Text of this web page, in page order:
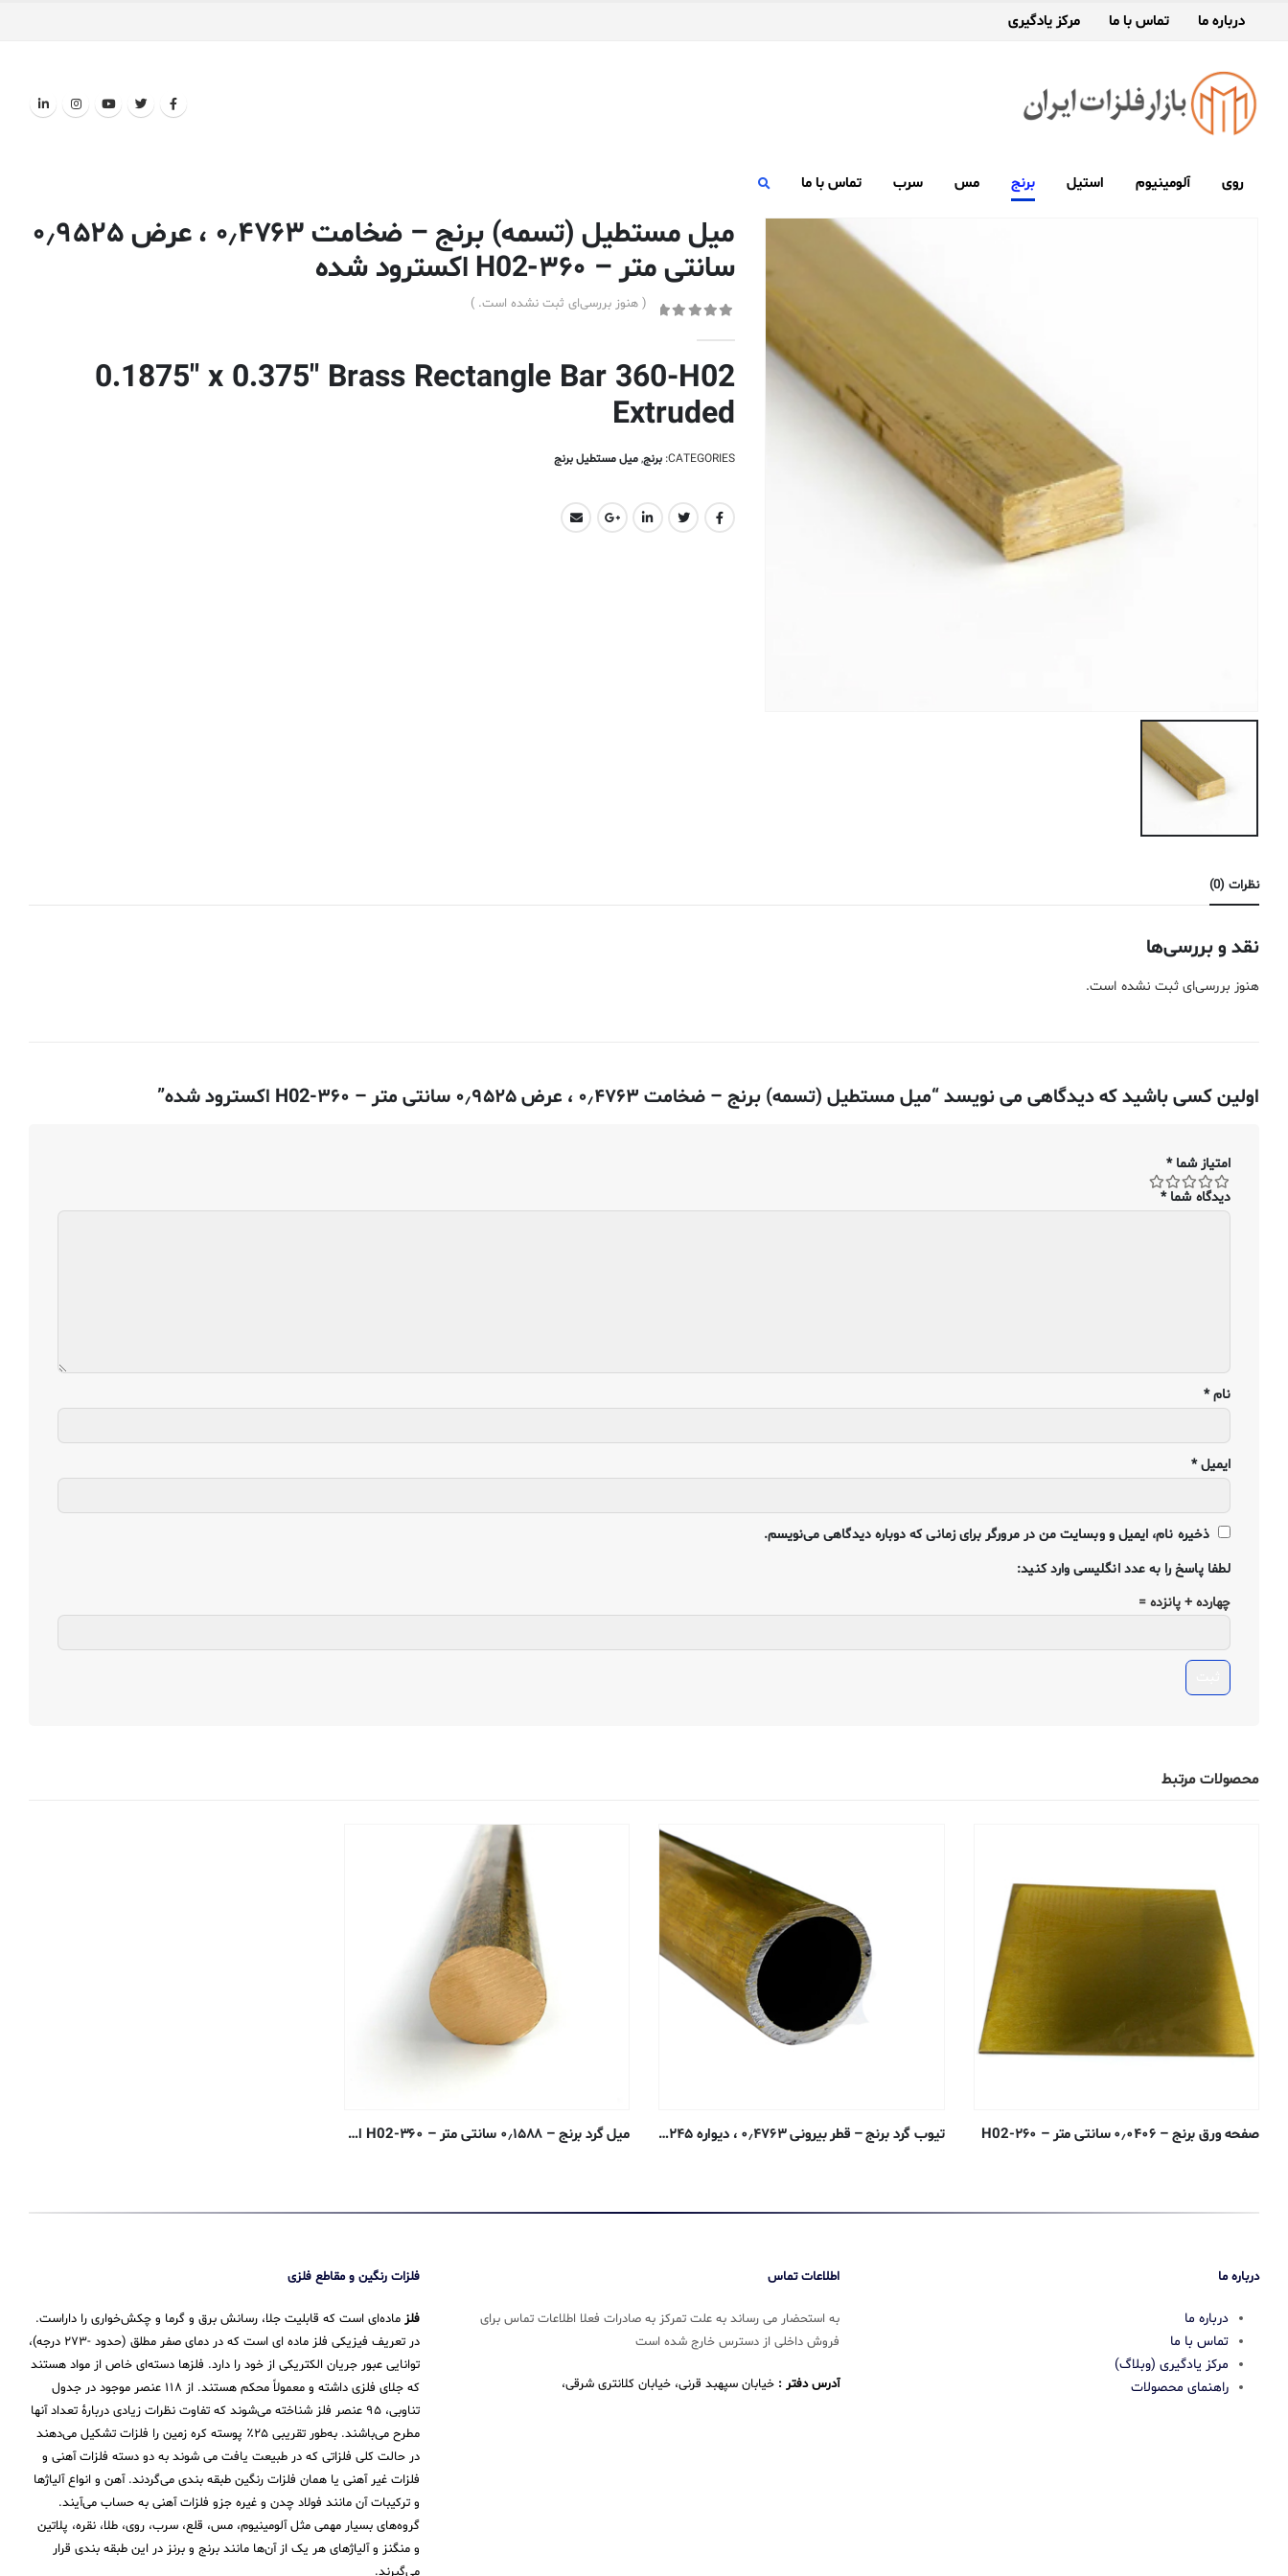
درباره ما تماس با ما مرکز یادگیری
روی آلومینیوم استیل برنج مس سرب تماس با ما
میل مستطیل (تسمه) برنج – ضخامت ۰٫۴۷۶۳ ، عرض ۰٫۹۵۲۵
سانتی متر – ۳۶۰-H02 اکسترود شده
( هنوز بررسی‌ای ثبت نشده است. )
0.1875″ x 0.375″ Brass Rectangle Bar 360-H02
Extruded
CATEGORIES: برنج,میل مستطیل برنج
نظرات (0)
نقد و بررسی‌ها
هنوز بررسی‌ای ثبت نشده است.
اولین کسی باشید که دیدگاهی می نویسد “میل مستطیل (تسمه) برنج – ضخامت ۰٫۴۷۶۳ ، عرض ۰٫۹۵۲۵ سانتی متر – ۳۶۰-H02 اکسترود شده”
امتیاز شما*
دیدگاه شما*
نام*
ایمیل*
ذخیره نام، ایمیل و وبسایت من در مرورگر برای زمانی که دوباره دیدگاهی می‌نویسم.
لطفا پاسخ را به عدد انگلیسی وارد کنید:
چهارده + پانزده =
محصولات مرتبط
صفحه ورق برنج – ۰٫۰۴۰۶ سانتی متر – ۲۶۰-H02 تیوب گرد برنج – قطر بیرونی ۰٫۴۷۶۳ ، دیواره ۰٫۱۲۴۵ ، قطر داخلی ۰٫۲۲۷۳ سانتی متر – H58 بدون درز میل گرد برنج – ۰٫۱۵۸۸ سانتی متر – ۳۶۰-H02 اکسترود شده
درباره ما
درباره ما
تماس با ما
مرکز یادگیری (وبلاگ)
راهنمای محصولات
اطلاعات تماس
به استحضار می رساند به علت تمرکز به صادرات فعلا اطلاعات تماس برای
فروش داخلی از دسترس خارج شده است
آدرس دفتر : خیابان سپهبد قرنی، خیابان کلانتری شرقی،
فلزات رنگین و مقاطع فلزی
فلز ماده‌ای است که قابلیت جلا، رسانش برق و گرما و چکش‌خواری را داراست.
در تعریف فیزیکی فلز ماده ای است که در دمای صفر مطلق (حدود -۲۷۳ درجه)،
توانایی عبور جریان الکتریکی از خود را دارد. فلزها دسته‌ای خاص از مواد هستند
که جلای فلزی داشته و معمولاً محکم هستند. از ۱۱۸ عنصر موجود در جدول
تناوبی، ۹۵ عنصر فلز شناخته می‌شوند که تفاوت نظرات زیادی دربارهٔ تعداد آنها
مطرح می‌باشند. به‌طور تقریبی ۲۵٪ پوسته کره زمین را فلزات تشکیل می‌دهند
در حالت کلی فلزاتی که در طبیعت یافت می شوند به دو دسته فلزات آهنی و
فلزات غیر آهنی یا همان فلزات رنگین طبقه بندی می‌گردند. آهن و انواع آلیاژها
و ترکیبات آن مانند فولاد چدن و غیره جزو فلزات آهنی به حساب می‌‌آیند.
گروه‌های بسیار مهمی مثل آلومینیوم، مس، قلع، سرب، روی، طلا، نقره، پلاتین
و منگنز و آلیاژهای هر یک از آن‌ها مانند برنج و برنز در این طبقه‌ بندی قرار
می‌‌گیرند.